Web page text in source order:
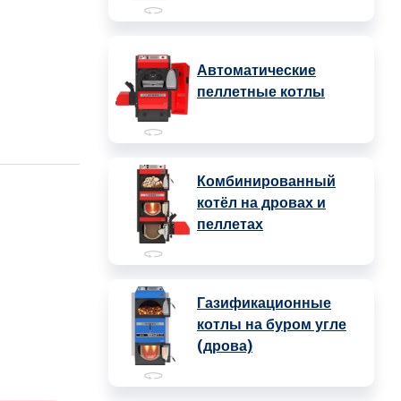
Автоматические
пеллетные котлы
Комбинированный
котёл на дровах и
пеллетах
Газификационные
котлы на буром угле
(дрова)